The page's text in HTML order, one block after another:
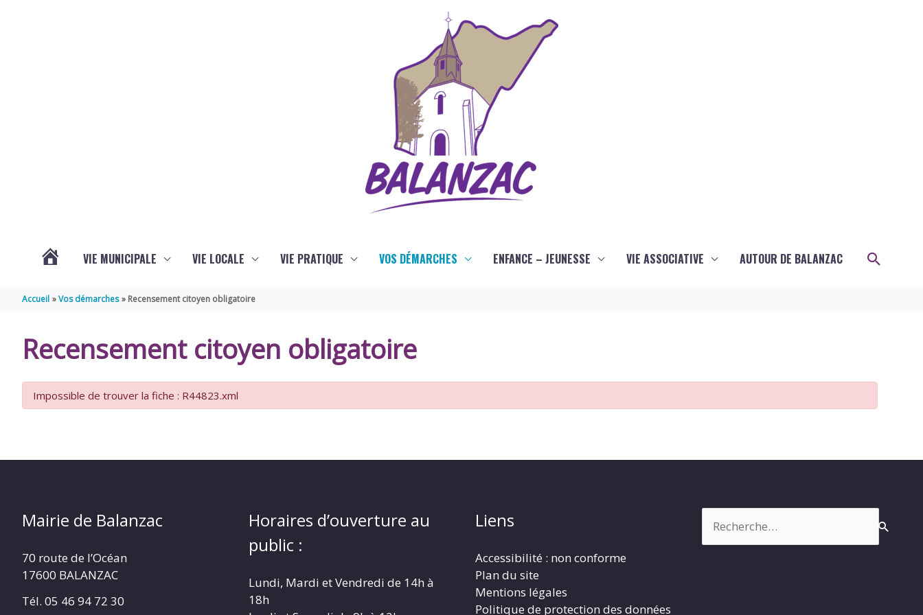
VIE MUNICIPALE VIE LOCALE VIE PRATIQUE VOS DÉMARCHES ENFANCE – JEUNESSE VIE ASSOCIATIVE AUTOUR DE BALANZAC
Accueil Vos démarches Recensement citoyen obligatoire
Recensement citoyen obligatoire
Impossible de trouver la fiche : R44823.xml
Mairie de Balanzac
70 route de l’Océan
17600 BALANZAC
Tél. 05 46 94 72 30
Horaires d’ouverture au
public :
Lundi, Mardi et Vendredi de 14h à
18h
Liens
Accessibilité : non conforme
Plan du site
Mentions légales
Politique de protection des données